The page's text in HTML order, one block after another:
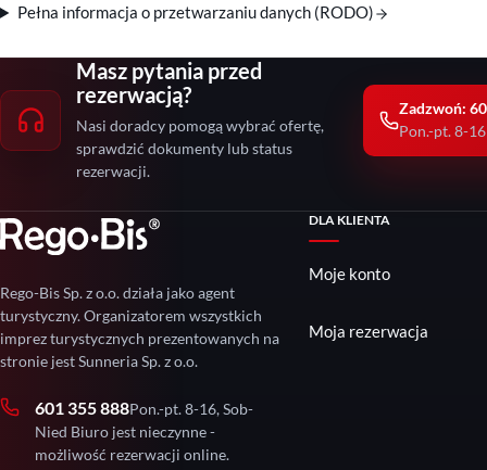
Pełna informacja o przetwarzaniu danych (RODO)
Masz pytania przed
rezerwacją?
Nasi doradcy pomogą wybrać ofertę,
sprawdzić dokumenty lub status
rezerwacji.
Zadzwoń:
Pon.-pt. 8-16
Rego-Bis Sp. z o.o. działa jako agent
turystyczny. Organizatorem wszystkich
imprez turystycznych prezentowanych na
stronie jest Sunneria Sp. z o.o.
601 355 888Pon.-pt. 8-16, Sob-
Nied Biuro jest nieczynne -
możliwość rezerwacji online.
DLA KLIENTA
Moje konto
Moja rezerwacja